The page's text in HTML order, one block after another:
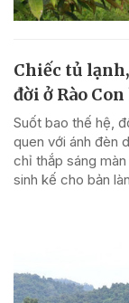
Chiếc tủ
đời ở Rào
Suốt bao thế hệ,
quen với ánh đèn
chỉ thắp sáng
sinh kế cho bản